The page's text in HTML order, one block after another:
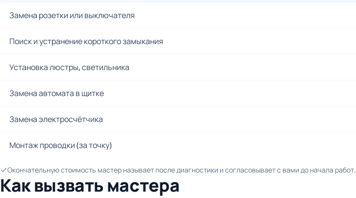
Замена розетки или выключателя
Поиск и устранение короткого замыкания
Установка люстры, светильника
Замена автомата в щитке
Замена электросчётчика
Монтаж проводки (за точку)
Окончательную стоимость мастер называет после диагностики и согласовывает с вами до начала работ.
Как вызвать мастера